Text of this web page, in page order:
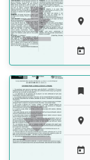
 




